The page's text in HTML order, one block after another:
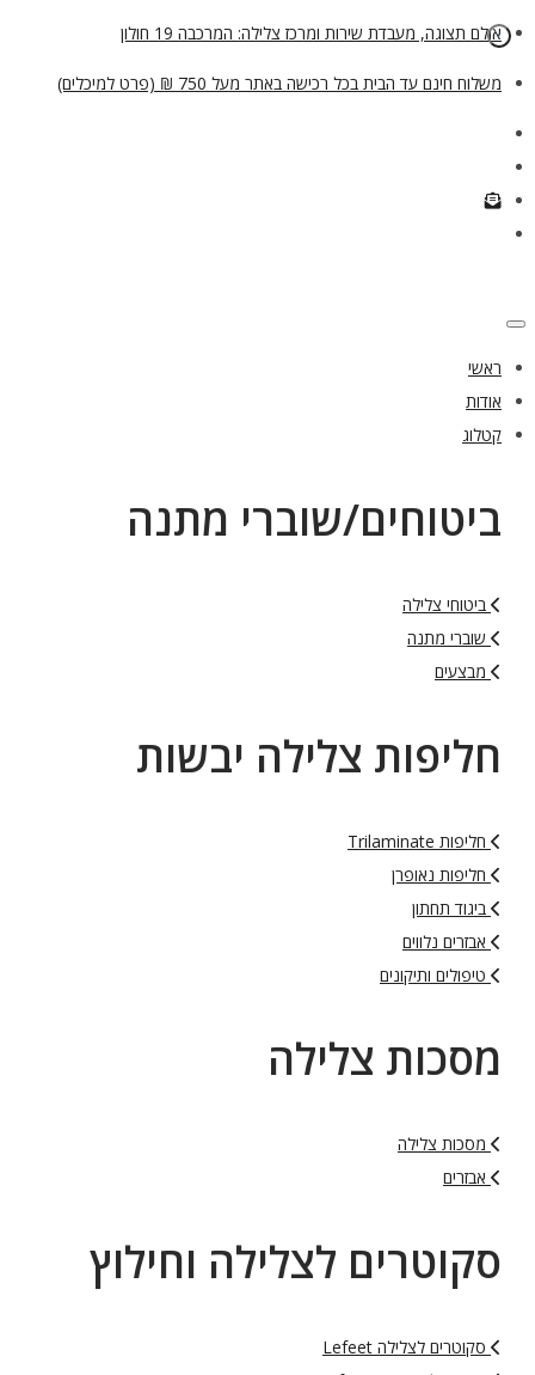
אולם תצוגה, מעבדת שירות ומרכז צלילה: המרכבה 19 חולון
משלוח חינם עד הבית בכל רכישה באתר מעל 750 ₪ (פרט למיכלים)
ראשי
אודות
קטלוג
ביטוחים/שוברי מתנה
ביטוחי צלילה
שוברי מתנה
מבצעים
חליפות צלילה יבשות
חליפות Trilaminate
חליפות נאופרן
ביגוד תחתון
אבזרים נלווים
טיפולים ותיקונים
מסכות צלילה
מסכות צלילה
אבזרים
סקוטרים לצלילה וחילוץ
סקוטרים לצלילה Lefeet